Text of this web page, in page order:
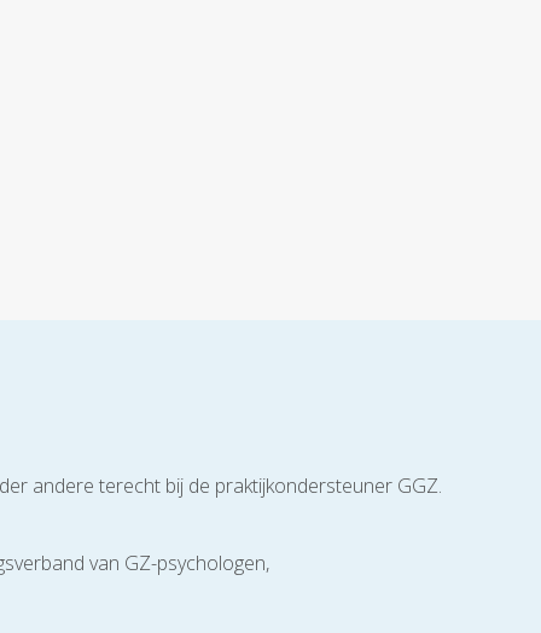
andere terecht bij de praktijkondersteuner GGZ.
van GZ-psychologen,